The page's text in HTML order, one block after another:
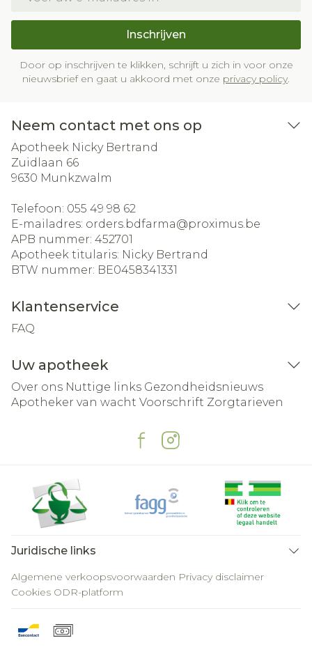
Inschrijven
Door op inschrijven te klikken, schrijft u zich in voor onze
nieuwsbrief en gaat u akkoord met onze privacy policy.
Neem contact met ons op
Apotheek Nicky Bertrand
Zuidlaan 66
9630 Munkzwalm
Telefoon: 055 49 98 62
E-mailadres: orders.bdfarma@proximus.be
APB nummer: 452701
Apotheek titularis: Nicky Bertrand
BTW nummer: BE0458341331
Klantenservice
FAQ
Uw apotheek
Over ons Nuttige links Gezondheidsnieuws
Apotheker van wacht Voorschrift Zorgtarieven
Juridische links
Algemene verkoopsvoorwaarden Privacy disclaimer
Cookies ODR-platform